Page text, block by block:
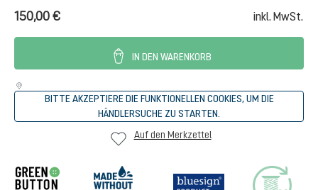
150,00 € inkl. MwSt.
IN DEN WARENKORB
BITTE AKZEPTIERE DIE FUNKTIONELLEN COOKIES, UM DIE
HÄNDLERSUCHE ZU STARTEN.
Auf den Merkzettel